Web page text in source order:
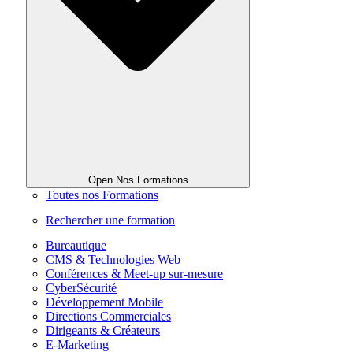
Open Nos Formations
Toutes nos Formations
Rechercher une formation
Bureautique
CMS & Technologies Web
Conférences & Meet-up sur-mesure
CyberSécurité
Développement Mobile
Directions Commerciales
Dirigeants & Créateurs
E-Marketing